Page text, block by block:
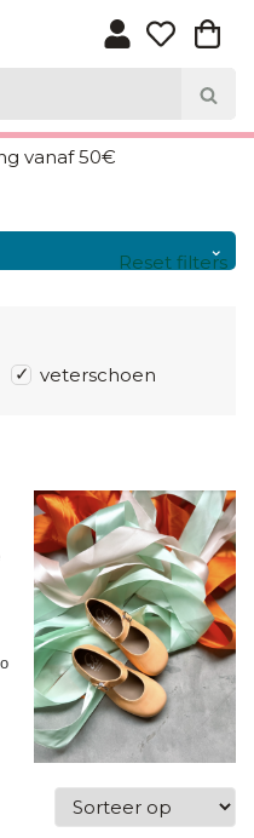
vanaf 50€
veterschoen
Reset filters